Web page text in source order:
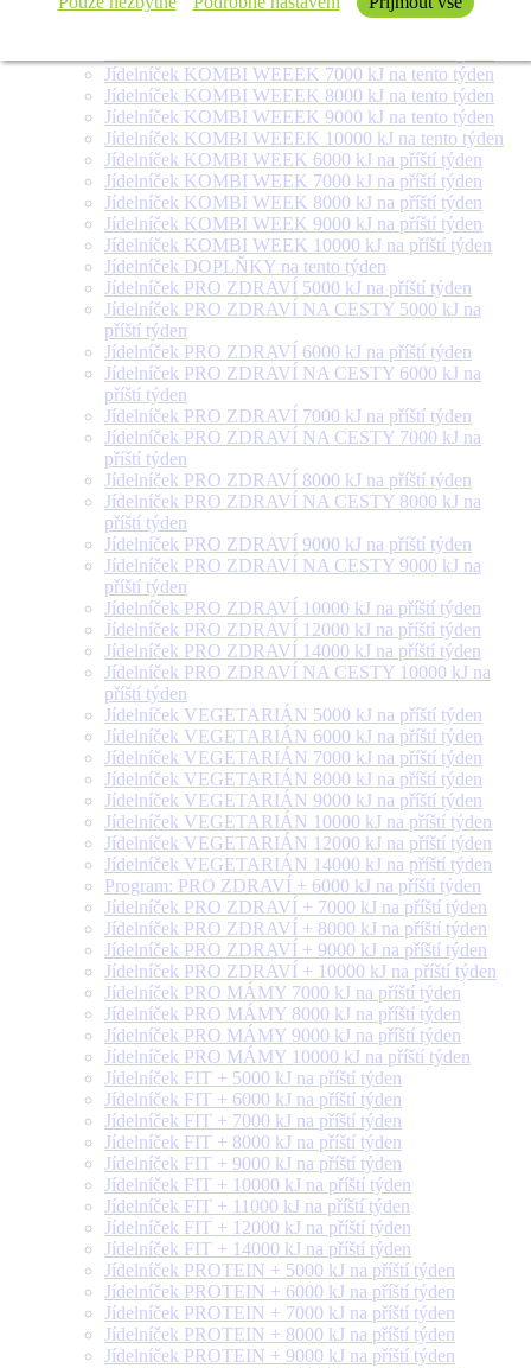
týden
Jídelníček KOMBI WEEEK 7000 kJ na tento týden
Jídelníček KOMBI WEEEK 8000 kJ na tento týden
Jídelníček KOMBI WEEEK 9000 kJ na tento týden
Jídelníček KOMBI WEEEK 10000 kJ na tento týden
Jídelníček KOMBI WEEK 6000 kJ na příští týden
Jídelníček KOMBI WEEK 7000 kJ na příští týden
Jídelníček KOMBI WEEK 8000 kJ na příští týden
Jídelníček KOMBI WEEK 9000 kJ na příští týden
Jídelníček KOMBI WEEK 10000 kJ na příští týden
Jídelníček DOPLŇKY na tento týden
Jídelníček PRO ZDRAVÍ 5000 kJ na příští týden
Jídelníček PRO ZDRAVÍ NA CESTY 5000 kJ na
příští týden
Jídelníček PRO ZDRAVÍ 6000 kJ na příští týden
Jídelníček PRO ZDRAVÍ NA CESTY 6000 kJ na
příští týden
Jídelníček PRO ZDRAVÍ 7000 kJ na příští týden
Jídelníček PRO ZDRAVÍ NA CESTY 7000 kJ na
příští týden
Jídelníček PRO ZDRAVÍ 8000 kJ na příští týden
Jídelníček PRO ZDRAVÍ NA CESTY 8000 kJ na
příští týden
Jídelníček PRO ZDRAVÍ 9000 kJ na příští týden
Jídelníček PRO ZDRAVÍ NA CESTY 9000 kJ na
příští týden
Jídelníček PRO ZDRAVÍ 10000 kJ na příští týden
Jídelníček PRO ZDRAVÍ 12000 kJ na příští týden
Jídelníček PRO ZDRAVÍ 14000 kJ na příští týden
Jídelníček PRO ZDRAVÍ NA CESTY 10000 kJ na
příští týden
Jídelníček VEGETARIÁN 5000 kJ na příští týden
Jídelníček VEGETARIÁN 6000 kJ na příští týden
Jídelníček VEGETARIÁN 7000 kJ na příští týden
Jídelníček VEGETARIÁN 8000 kJ na příští týden
Jídelníček VEGETARIÁN 9000 kJ na příští týden
Jídelníček VEGETARIÁN 10000 kJ na příští týden
Jídelníček VEGETARIÁN 12000 kJ na příští týden
Jídelníček VEGETARIÁN 14000 kJ na příští týden
Program: PRO ZDRAVÍ + 6000 kJ na příští týden
Jídelníček PRO ZDRAVÍ + 7000 kJ na příští týden
Jídelníček PRO ZDRAVÍ + 8000 kJ na příští týden
Jídelníček PRO ZDRAVÍ + 9000 kJ na příští týden
Jídelníček PRO ZDRAVÍ + 10000 kJ na příští týden
Jídelníček PRO MÁMY 7000 kJ na příští týden
Jídelníček PRO MÁMY 8000 kJ na příští týden
Jídelníček PRO MÁMY 9000 kJ na příští týden
Jídelníček PRO MÁMY 10000 kJ na příští týden
Jídelníček FIT + 5000 kJ na příští týden
Jídelníček FIT + 6000 kJ na příští týden
Jídelníček FIT + 7000 kJ na příští týden
Jídelníček FIT + 8000 kJ na příští týden
Jídelníček FIT + 9000 kJ na příští týden
Jídelníček FIT + 10000 kJ na příští týden
Jídelníček FIT + 11000 kJ na příští týden
Jídelníček FIT + 12000 kJ na příští týden
Jídelníček FIT + 14000 kJ na příští týden
Jídelníček PROTEIN + 5000 kJ na příští týden
Jídelníček PROTEIN + 6000 kJ na příští týden
Jídelníček PROTEIN + 7000 kJ na příští týden
Jídelníček PROTEIN + 8000 kJ na příští týden
Jídelníček PROTEIN + 9000 kJ na příští týden